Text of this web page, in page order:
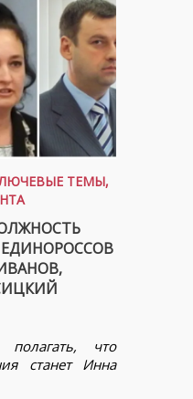
ТЕМЫ,
полагать, что
станет Инна